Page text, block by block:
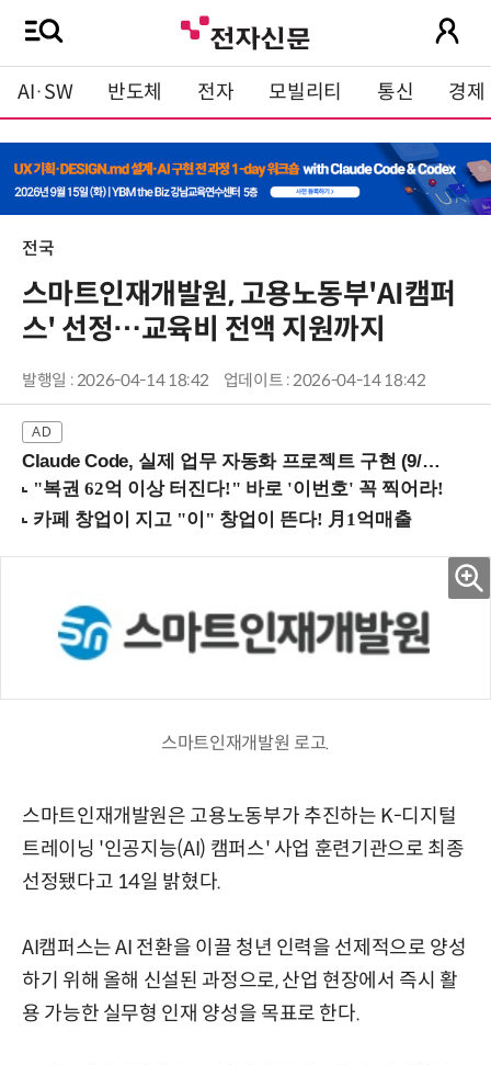
AI·SW 반도체 전자 모빌리티 통신 경제
전국
스마트인재개발원, 고용노동부'AI캠퍼
스' 선정…교육비 전액 지원까지
발행일 : 2026-04-14 18:42 업데이트 : 2026-04-14 18:42
Claude Code, 실제 업무 자동화 프로젝트 구현 (9/16 ~17 강남역)
스마트인재개발원 로고.
스마트인재개발원은 고용노동부가 추진하는 K-디지털
트레이닝 '인공지능(AI) 캠퍼스' 사업 훈련기관으로 최종
선정됐다고 14일 밝혔다.
AI캠퍼스는 AI 전환을 이끌 청년 인력을 선제적으로 양성
하기 위해 올해 신설된 과정으로, 산업 현장에서 즉시 활
용 가능한 실무형 인재 양성을 목표로 한다.